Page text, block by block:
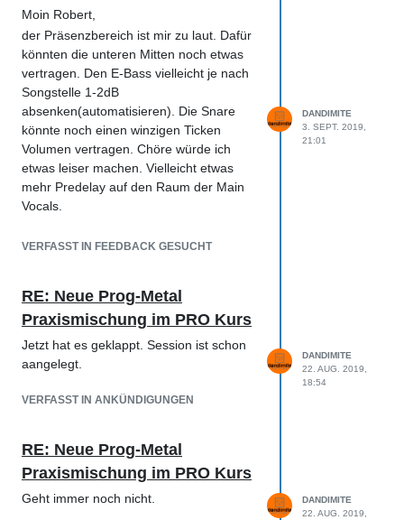
Moin Robert,
der Präsenzbereich ist mir zu laut. Dafür
könnten die unteren Mitten noch etwas
vertragen. Den E-Bass vielleicht je nach
Songstelle 1-2dB
absenken(automatisieren). Die Snare
könnte noch einen winzigen Ticken
Volumen vertragen. Chöre würde ich
etwas leiser machen. Vielleicht etwas
mehr Predelay auf den Raum der Main
Vocals.
subjektiver Eindruck, mit heute nicht
Daniel
VERFASST IN FEEDBACK GESUCHT
DANDIMITE
3. SEPT. 2019,
21:01
RE: Neue Prog-Metal
Praxismischung im PRO Kurs
Jetzt hat es geklappt. Session ist schon
aangelegt.
VERFASST IN ANKÜNDIGUNGEN
DANDIMITE
22. AUG. 2019,
18:54
RE: Neue Prog-Metal
Praxismischung im PRO Kurs
Geht immer noch nicht.
DANDIMITE
22. AUG. 2019,